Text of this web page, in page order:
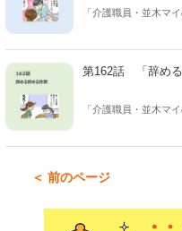
「介護職員・並木マ
憩時間、このマンガ
れ、ほっこりした気
第162話 「辞める
「介護職員・並木マ
れ、ほっこりした気
＜ 前のページ